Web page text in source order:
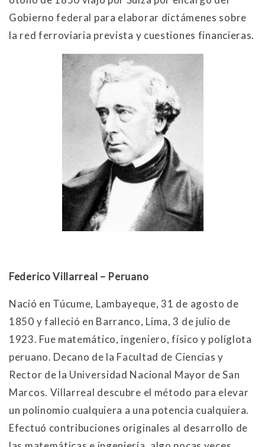
Gobierno federal para elaborar dictámenes sobre
la red ferroviaria prevista y cuestiones financieras.
Federico Villarreal – Peruano
Nació en Túcume, Lambayeque, 31 de agosto de
1850 y falleció en Barranco, Lima, 3 de julio de
1923. Fue matemático, ingeniero, físico y políglota
peruano. Decano de la Facultad de Ciencias y
Rector de la Universidad Nacional Mayor de San
Marcos. Villarreal descubre el método para elevar
un polinomio cualquiera a una potencia cualquiera.
Efectuó contribuciones originales al desarrollo de